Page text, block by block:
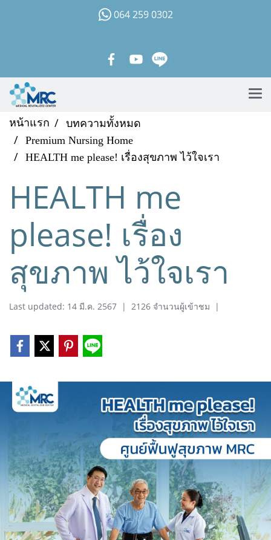
064 259 0302
หน้าแรก
บทความทั้งหมด
Premium Nursing Home
HEALTH me please! เรื่องสุขภาพ ไว้ใจเรา
HEALTH me
please! เรื่อง
สุขภาพ ไว้ใจเรา
Last updated: 14 มี.ค. 2567 | 2126 จำนวนผู้เข้าชม |